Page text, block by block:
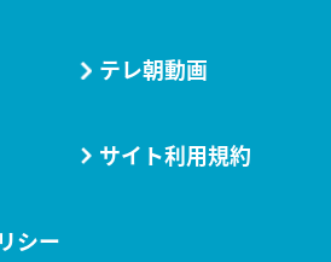
テレ朝動画
サイト利用規約
シー